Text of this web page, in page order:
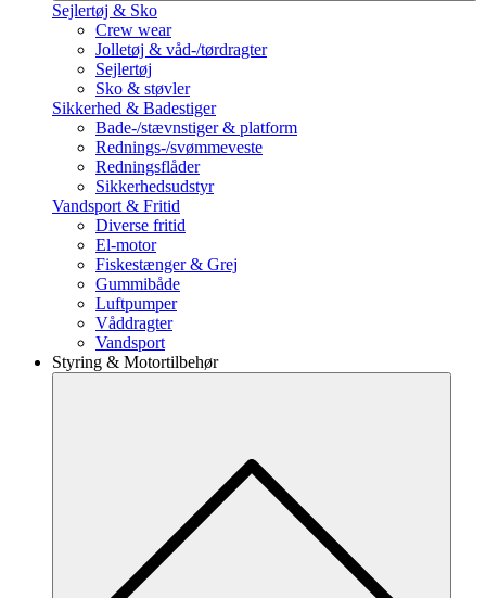
Sejlertøj & Sko
Crew wear
Jolletøj & våd-/tørdragter
Sejlertøj
Sko & støvler
Sikkerhed & Badestiger
Bade-/stævnstiger & platform
Rednings-/svømmeveste
Redningsflåder
Sikkerhedsudstyr
Vandsport & Fritid
Diverse fritid
El-motor
Fiskestænger & Grej
Gummibåde
Luftpumper
Våddragter
Vandsport
Styring & Motortilbehør